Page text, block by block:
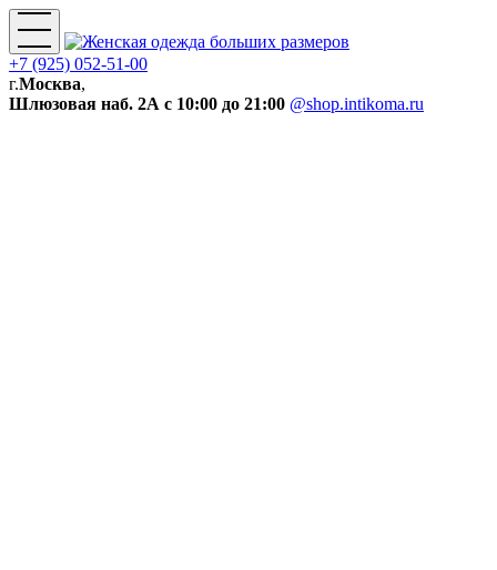
+7 (925) 052-51-00
г.Москва,
Шлюзовая наб. 2А с 10:00 до 21:00 @shop.intikoma.ru